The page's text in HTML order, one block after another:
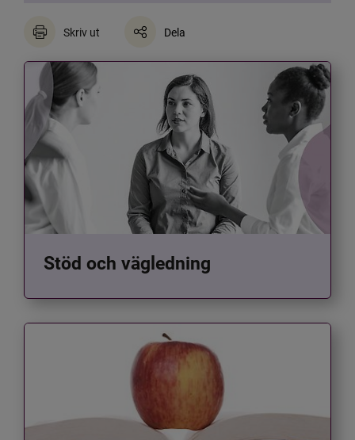
Skriv ut Dela
Stöd och vägledning